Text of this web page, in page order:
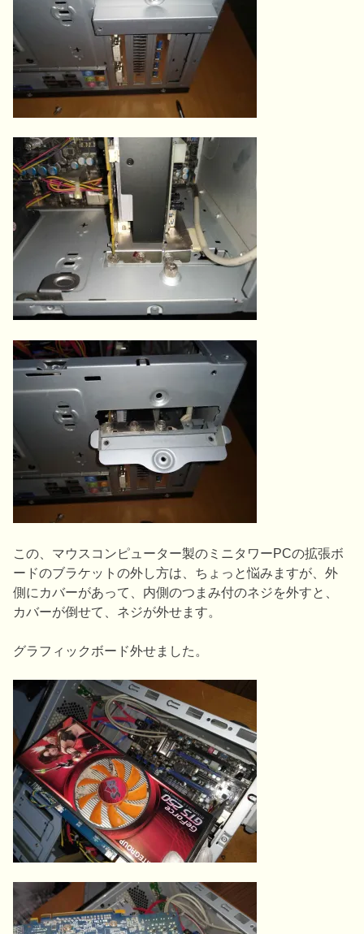
この、マウスコンピューター製のミニタワーPCの拡張ボ
ードのブラケットの外し方は、ちょっと悩みますが、外
側にカバーがあって、内側のつまみ付のネジを外すと、
カバーが倒せて、ネジが外せます。
グラフィックボード外せました。